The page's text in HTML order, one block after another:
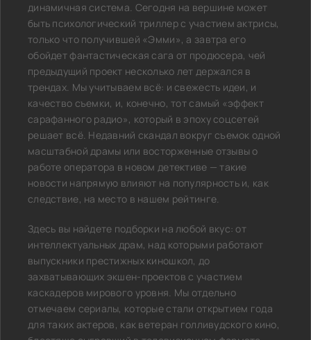
динамичная система. Сегодня на вершине может
быть психологический триллер с участием актрисы,
только что получившей «Эмми», а завтра его
обойдет фантастическая сага от продюсера, чей
предыдущий проект несколько лет держался в
трендах. Мы учитываем всё: и свежесть идеи, и
качество съемки, и, конечно, тот самый «эффект
сарафанного радио», который в эпоху соцсетей
решает всё. Недавний скандал вокруг съемок одной
масштабной драмы или восторженные отзывы о
работе оператора в новом детективе — такие
новости напрямую влияют на популярность и, как
следствие, на место в нашем рейтинге.
Здесь вы найдете подборки на любой вкус: от
интеллектуальных драм, над которыми работают
выпускники престижных киношкол, до
захватывающих экшен-проектов с участием
каскадеров мирового уровня. Мы отдельно
отмечаем сериалы, которые стали открытием года
для таких актеров, как ветеран голливудского кино,